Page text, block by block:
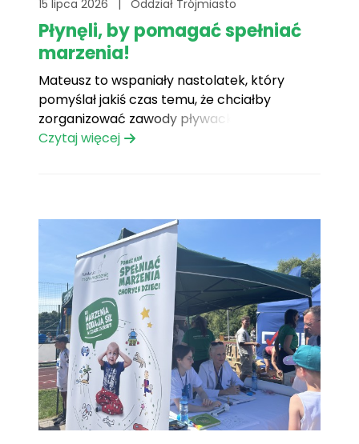
15 lipca 2026 | Oddział Trójmiasto
Płynęli, by pomagać spełniać
marzenia!
Mateusz to wspaniały nastolatek, który
pomyślał jakiś czas temu, że chciałby
zorganizować zawody pływackie, z których
dochód przeznaczony będzie na cele
mogliśmy podziwiać rywalizację młodych
pływaków na basenie w
Kolbudach. Zawody[...]
Czytaj więcej